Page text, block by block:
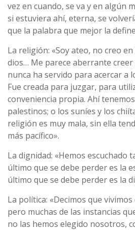
vez en cuando, se va y en algún
si estuviera ahí­, eterna, se
que la palabra que mejor la
La religión: «Soy ateo, no creo
dios… Me parece aberrante
nunca ha servido para acercar a
Fue creada para juzgar, para
conveniencia propia. Ahí­
palestinos; o los suní­es y los
religión es muy mala, sin ella
más pací­fico».
La dignidad: «Hemos escuchado
último que se debe perder es la
último que se debe perder es la
La polí­tica: «Decimos que
pero muchas de las instancias
no las hemos elegido nosotros,